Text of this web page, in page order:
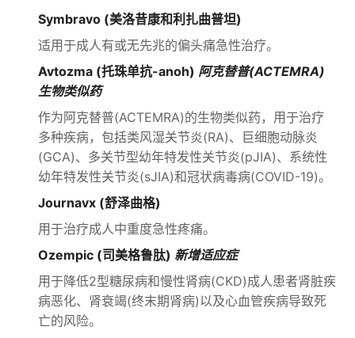
Symbravo (美洛昔康和利扎曲普坦)
适用于成人有或无先兆的偏头痛急性治疗。
Avtozma (托珠单抗-anoh) 阿克替普(ACTEMRA)
生物类似药
作为阿克替普(ACTEMRA)的生物类似药，用于治疗
多种疾病，包括类风湿关节炎(RA)、巨细胞动脉炎
(GCA)、多关节型幼年特发性关节炎(pJIA)、系统性
幼年特发性关节炎(sJIA)和冠状病毒病(COVID-19)。
Journavx (舒泽曲格)
用于治疗成人中重度急性疼痛。
Ozempic (司美格鲁肽) 新增适应症
用于降低2型糖尿病和慢性肾病(CKD)成人患者肾脏疾
病恶化、肾衰竭(终末期肾病)以及心血管疾病导致死
亡的风险。